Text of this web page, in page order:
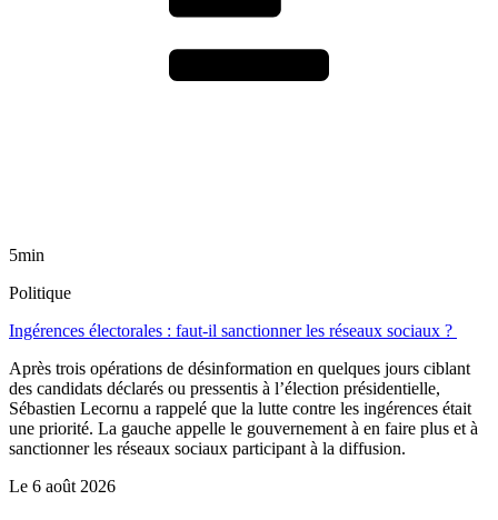
5min
Politique
Ingérences électorales : faut-il sanctionner les réseaux sociaux ?
Après trois opérations de désinformation en quelques jours ciblant
des candidats déclarés ou pressentis à l’élection présidentielle,
Sébastien Lecornu a rappelé que la lutte contre les ingérences était
une priorité. La gauche appelle le gouvernement à en faire plus et à
sanctionner les réseaux sociaux participant à la diffusion.
Le 6 août 2026